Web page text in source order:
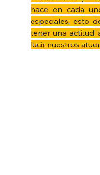
hace en cada
especiales, esto
tener una actitud
lucir nuestros